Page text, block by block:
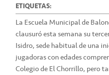
ETIQUETAS:
La Escuela Municipal de
clausuró esta semana su
Isidro, sede habitual de una
jugadoras con edades
Colegio de El Chorrillo, pero